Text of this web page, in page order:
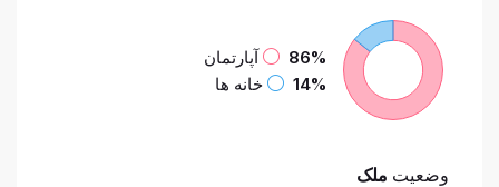
86%
آپارتمان
14%
خانه ها
وضعیتملک